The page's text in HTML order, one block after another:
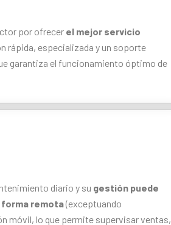
por ofrecer el mejor servicio
rápida, especializada y un soporte
garantiza el funcionamiento óptimo de
diario y su gestión puede
remota(exceptuando
móvil, lo que permite supervisar ventas,